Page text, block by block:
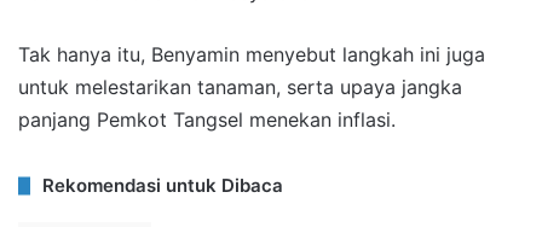
Tak hanya itu, Benyamin menyebut langkah ini juga
untuk melestarikan tanaman, serta upaya jangka
panjang Pemkot Tangsel menekan inflasi.
Rekomendasi untuk Dibaca